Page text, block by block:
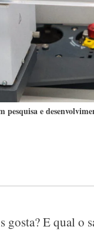
pesquisa e
gosta? E qual o